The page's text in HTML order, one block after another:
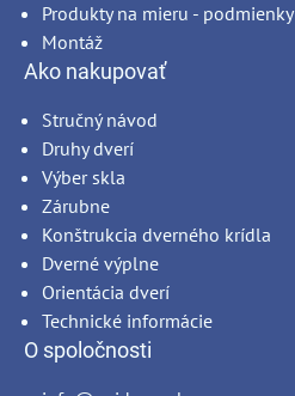
Produkty na mieru - podmienky
Montáž
Ako nakupovať
Stručný návod
Druhy dverí
Výber skla
Zárubne
Konštrukcia dverného krídla
Dverné výplne
Orientácia dverí
Technické informácie
O spoločnosti